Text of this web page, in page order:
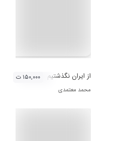
از ایران نگذشتیم
محمد معتمدی
۱۵۰,۰۰۰ ت